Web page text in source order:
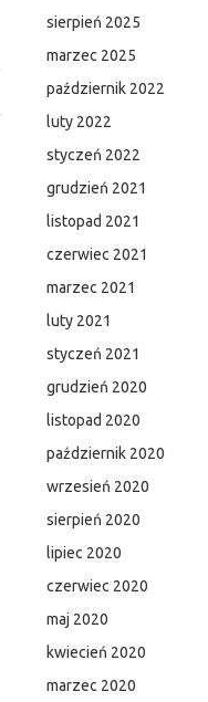
sierpień 2025
marzec 2025
październik 2022
luty 2022
styczeń 2022
grudzień 2021
listopad 2021
czerwiec 2021
marzec 2021
luty 2021
styczeń 2021
grudzień 2020
listopad 2020
październik 2020
wrzesień 2020
sierpień 2020
lipiec 2020
czerwiec 2020
maj 2020
kwiecień 2020
marzec 2020